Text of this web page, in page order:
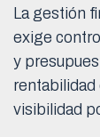
La gestión
exige
y
rentabilidad
visibilidad